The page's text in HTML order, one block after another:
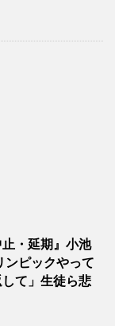
止・延期』小池
ンピックやって
て」生徒ら悲